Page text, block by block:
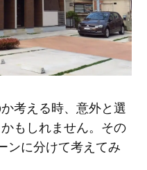
考える時、意外と選
もしれません。その
ンに分けて考えてみ